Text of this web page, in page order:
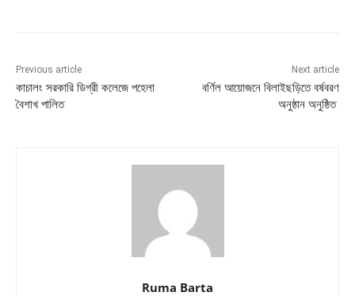
Previous article
কাচালং সরকারি ডিগ্রী কলেজে পহেলা
বৈশাখ পালিত
Next article
বর্ণিল আয়োজনে বিলাইছড়িতে বর্ষবরণ
অনুষ্ঠান অনুষ্ঠিত
Ruma Barta